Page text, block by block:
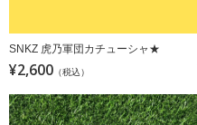
SNKZ 虎乃軍団カチューシャ★
¥2,600 （税込）